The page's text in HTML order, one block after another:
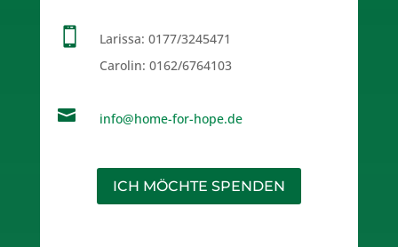
 Larissa: 0177/3245471
Carolin: 0162/6764103
 info@home-for-hope.de
ICH MÖCHTE SPENDEN